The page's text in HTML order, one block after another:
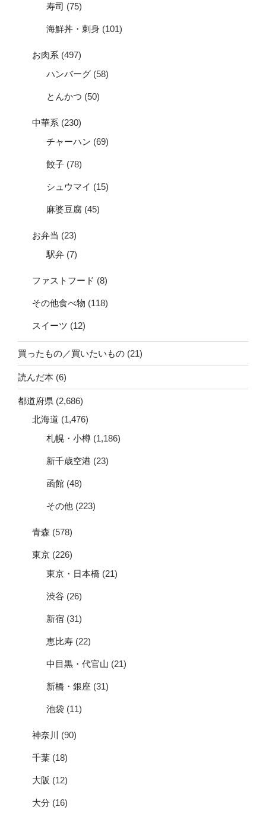
寿司 (75)
海鮮丼・刺身 (101)
お肉系 (497)
ハンバーグ (58)
とんかつ (50)
中華系 (230)
チャーハン (69)
餃子 (78)
シュウマイ (15)
麻婆豆腐 (45)
お弁当 (23)
駅弁 (7)
ファストフード (8)
その他食べ物 (118)
スイーツ (12)
買ったもの／買いたいもの (21)
読んだ本 (6)
都道府県 (2,686)
北海道 (1,476)
札幌・小樽 (1,186)
新千歳空港 (23)
函館 (48)
その他 (223)
青森 (578)
東京 (226)
東京・日本橋 (21)
渋谷 (26)
新宿 (31)
恵比寿 (22)
中目黒・代官山 (21)
新橋・銀座 (31)
池袋 (11)
神奈川 (90)
千葉 (18)
大阪 (12)
大分 (16)